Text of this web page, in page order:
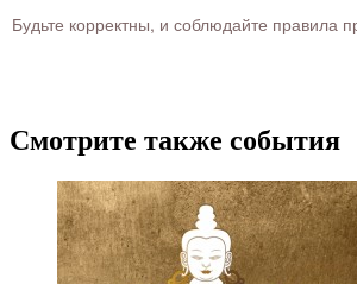
Будьте корректны, и соблюдайте правила
Смотрите также события